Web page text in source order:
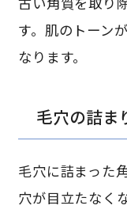
す。肌のトーン
なります。
毛穴の詰ま
毛穴に詰まった
穴が目立たなく